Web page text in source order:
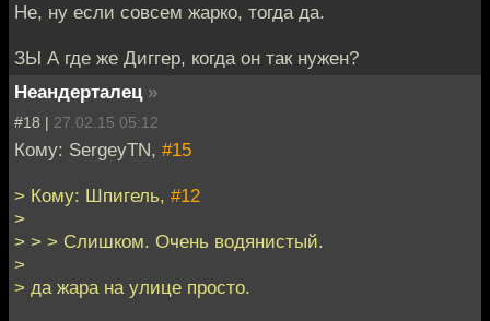
Не, ну если совсем жарко, тогда да.
ЗЫ А где же Диггер, когда он так нужен?
Неандерталец »
#18 | 27.02.15 05:12
Кому: SergeyTN, #15
> Кому: Шпигель, #12
>
> > > Слишком. Очень водянистый.
>
> да жара на улице просто.